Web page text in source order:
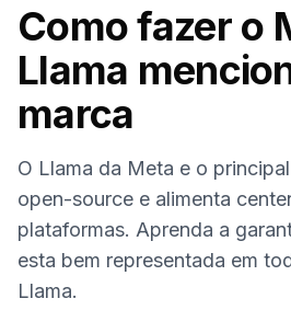
RAIVE
de
concorrentes
Inteligência
de
Soluções
Recursos
Ferramentas
Preços
Agendar
demo
Como fazer o
Llama
marca
O Llama da Meta e o
open-source e alimenta
plataformas. Aprenda a
esta bem representada em
Llama.